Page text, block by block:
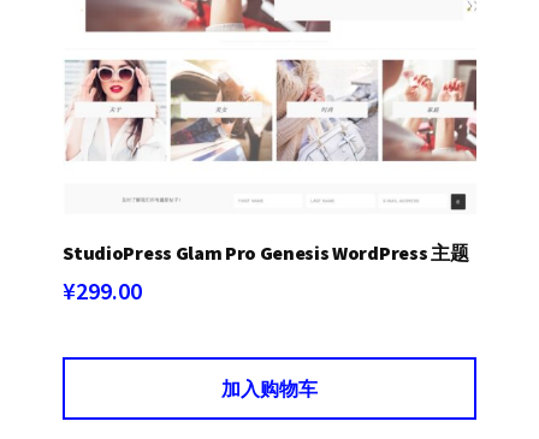
StudioPress Glam Pro Genesis WordPress 主题
¥299.00
加入购物车